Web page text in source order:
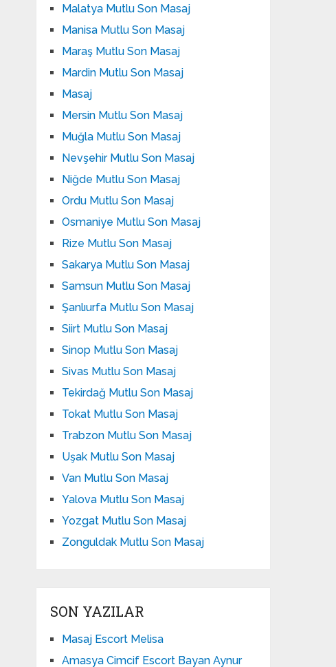
Malatya Mutlu Son Masaj
Manisa Mutlu Son Masaj
Maraş Mutlu Son Masaj
Mardin Mutlu Son Masaj
Masaj
Mersin Mutlu Son Masaj
Muğla Mutlu Son Masaj
Nevşehir Mutlu Son Masaj
Niğde Mutlu Son Masaj
Ordu Mutlu Son Masaj
Osmaniye Mutlu Son Masaj
Rize Mutlu Son Masaj
Sakarya Mutlu Son Masaj
Samsun Mutlu Son Masaj
Şanlıurfa Mutlu Son Masaj
Siirt Mutlu Son Masaj
Sinop Mutlu Son Masaj
Sivas Mutlu Son Masaj
Tekirdağ Mutlu Son Masaj
Tokat Mutlu Son Masaj
Trabzon Mutlu Son Masaj
Uşak Mutlu Son Masaj
Van Mutlu Son Masaj
Yalova Mutlu Son Masaj
Yozgat Mutlu Son Masaj
Zonguldak Mutlu Son Masaj
SON YAZILAR
Masaj Escort Melisa
Amasya Cimcif Escort Bayan Aynur